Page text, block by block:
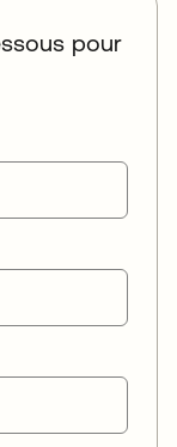
pour